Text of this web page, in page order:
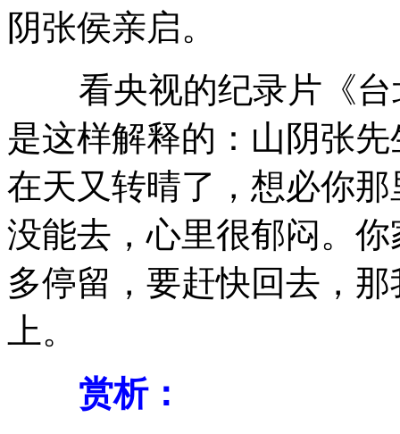
阴张侯亲启。
看央视的纪录片《台
是这样解释的：山阴张
在天又转晴了，想必你
没能去，心里很郁闷。
多停留，要赶快回去，
上。
赏析：